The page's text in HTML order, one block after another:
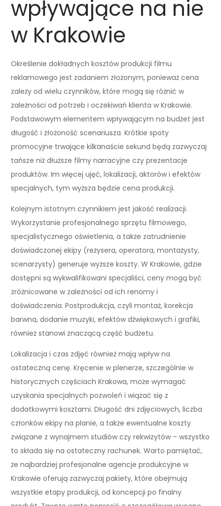
wpływające na nie
w Krakowie
Określenie dokładnych kosztów produkcji filmu
reklamowego jest zadaniem złożonym, ponieważ cena
zależy od wielu czynników, które mogą się różnić w
zależności od potrzeb i oczekiwań klienta w Krakowie.
Podstawowym elementem wpływającym na budżet jest
długość i złożoność scenariusza. Krótkie spoty
promocyjne trwające kilkanaście sekund będą zazwyczaj
tańsze niż dłuższe filmy narracyjne czy prezentacje
produktów. Im więcej ujęć, lokalizacji, aktorów i efektów
specjalnych, tym wyższa będzie cena produkcji.
Kolejnym istotnym czynnikiem jest jakość realizacji.
Wykorzystanie profesjonalnego sprzętu filmowego,
specjalistycznego oświetlenia, a także zatrudnienie
doświadczonej ekipy (reżysera, operatora, montażysty,
scenarzysty) generuje wyższe koszty. W Krakowie, gdzie
dostępni są wykwalifikowani specjaliści, ceny mogą być
zróżnicowane w zależności od ich renomy i
doświadczenia. Postprodukcja, czyli montaż, korekcja
barwna, dodanie muzyki, efektów dźwiękowych i grafiki,
również stanowi znaczącą część budżetu.
Lokalizacja i czas zdjęć również mają wpływ na
ostateczną cenę. Kręcenie w plenerze, szczególnie w
historycznych częściach Krakowa, może wymagać
uzyskania specjalnych pozwoleń i wiązać się z
dodatkowymi kosztami. Długość dni zdjęciowych, liczba
członków ekipy na planie, a także ewentualne koszty
związane z wynajmem studiów czy rekwizytów – wszystko
to składa się na ostateczny rachunek. Warto pamiętać,
że najbardziej profesjonalne agencje produkcyjne w
Krakowie oferują zazwyczaj pakiety, które obejmują
wszystkie etapy produkcji, od koncepcji po finalny